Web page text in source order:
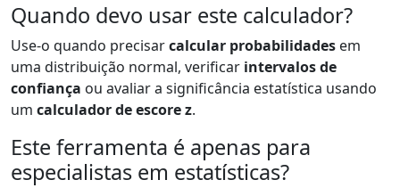
Quando devo usar este calculador?
Use-o quando precisarcalcular probabilidades em
uma distribuição normal, verificar intervalos de
confiança ou avaliar a significância estatística usando
um calculador de escore z.
Este ferramenta é apenas para
especialistas em estatísticas?